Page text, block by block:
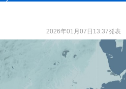
2026年01月07日13:37発表